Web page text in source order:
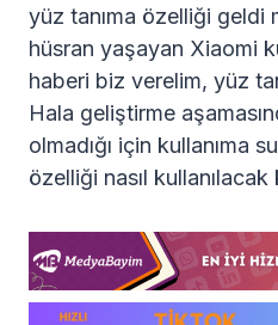
yüz tanıma özelliği geldi
hüsran yaşayan Xiaomi
haberi biz verelim, yüz
Hala geliştirme
olmadığı için kullanıma
özelliği nasıl kullanılacak